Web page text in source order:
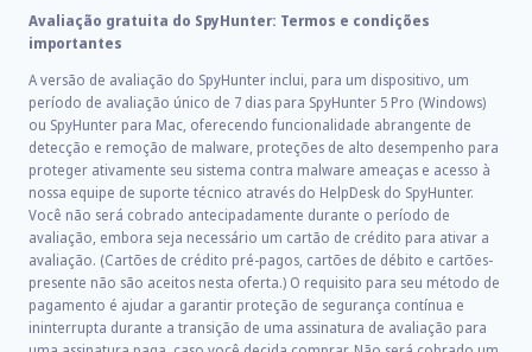
Avaliação gratuita do SpyHunter: Termos e condições
importantes
A versão de avaliação do SpyHunter inclui, para um dispositivo, um
período de avaliação único de 7 dias para SpyHunter 5 Pro (Windows)
ou SpyHunter para Mac, oferecendo funcionalidade abrangente de
detecção e remoção de malware, proteções de alto desempenho para
proteger ativamente seu sistema contra malware ameaças e acesso à
nossa equipe de suporte técnico através do HelpDesk do SpyHunter.
Você não será cobrado antecipadamente durante o período de
avaliação, embora seja necessário um cartão de crédito para ativar a
avaliação. (Cartões de crédito pré-pagos, cartões de débito e cartões-
presente não são aceitos nesta oferta.) O requisito para seu método de
pagamento é ajudar a garantir proteção de segurança contínua e
ininterrupta durante a transição de uma assinatura de avaliação para